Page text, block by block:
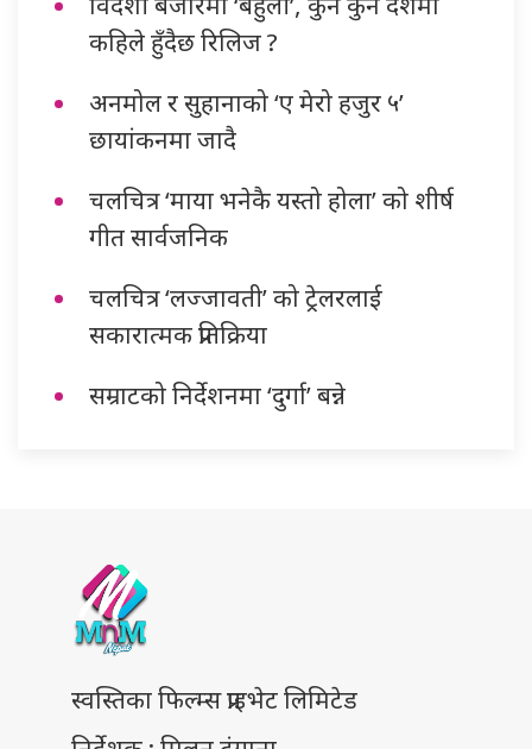
कहिले हुँदैछ रिलिज ?
अनमोल र सुहानाको ‘ए मेरो हजुर ५’
छायांकनमा जादै
चलचित्र ‘माया भनेकै यस्तो होला’ को शीर्ष
गीत सार्वजनिक
चलचित्र ‘लज्जावती’ को ट्रेलरलाई
सकारात्मक प्रतिक्रिया
सम्राटको निर्देशनमा ‘दुर्गा’ बन्ने
स्वस्तिका फिल्म्स प्राइभेट लिमिटेड